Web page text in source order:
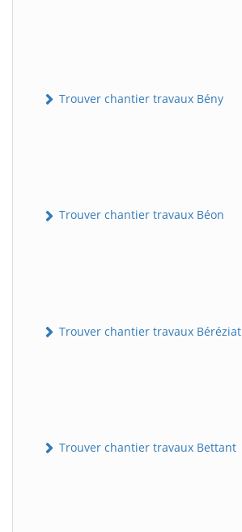
Trouver chantier travaux Bény
Trouver chantier travaux Béon
Trouver chantier travaux Béréziat
Trouver chantier travaux Bettant